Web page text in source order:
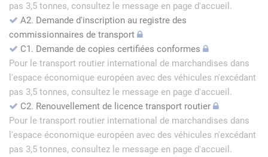
pas 3,5 tonnes, consultez le message en page d'accueil.
A2. Demande d'inscription au registre des
commissionnaires de transport
C1. Demande de copies certifiées conformes
Pour le transport routier international de marchandises dans
l'espace économique européen avec des véhicules n'excédant
pas 3,5 tonnes, consultez le message en page d'accueil.
C2. Renouvellement de licence transport routier
Pour le transport routier international de marchandises dans
l'espace économique européen avec des véhicules n'excédant
pas 3,5 tonnes, consultez le message en page d'accueil.